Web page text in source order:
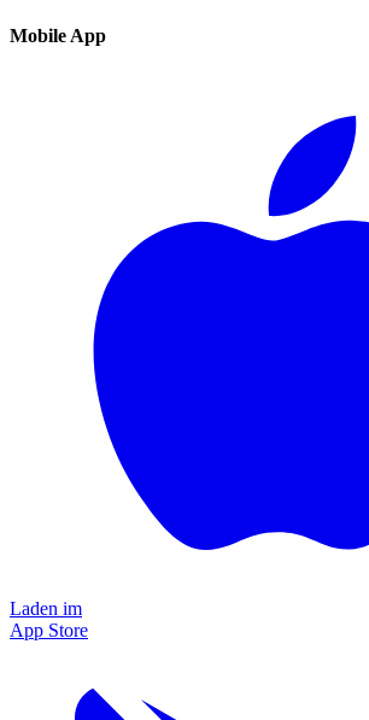
Mobile App
Laden im
App Store